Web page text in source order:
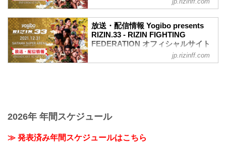
現状は必要ありません。
大会概要
名称
予定時間が前後することがありますので
会場
放送・配信情報 Yogibo presents
RIZIN.33 - RIZIN FIGHTING
FEDERATION オフィシャルサイト
12月31日（金）さいたまスーパーアリー
試合リアルタイムで視聴しよう！
事前番組
日付 時間 放送・配信媒体 番組名・その
jp.rizinff.com
2026年 年間スケジュール
≫ 発表済み年間スケジュールはこちら